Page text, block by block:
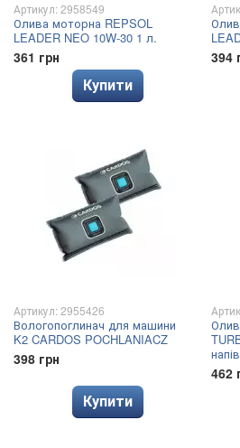
Артикул: 2958549
Олива моторна REPSOL
LEADER NEO 10W-30 1 л.
361 грн
Купити
394
Артикул: 2955426
Вологопоглинач для машини
K2 CARDOS POCHLANIACZ
398 грн
Купити
462